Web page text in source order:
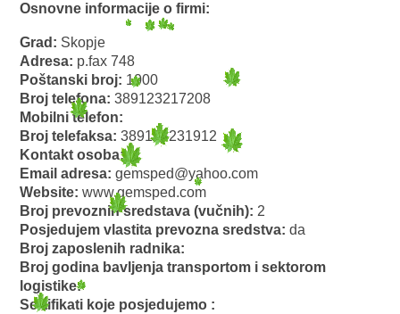
Osnovne informacije o firmi:
Grad: Skopje
Adresa: p.fax 748
Poštanski broj: 1000
Broj telefona:389123217208
Mobilni telefon:
Broj telefaksa:389123231912
Kontakt osoba:
Email adresa:gemsped@yahoo.com
Website:www.gemsped.com
Broj prevoznih sredstava (vučnih): 2
Posjedujem vlastita prevozna sredstva:da
Broj zaposlenih radnika:
Broj godina bavljenja transportom i sektorom
logistike:
Sertifikati koje posjedujemo :